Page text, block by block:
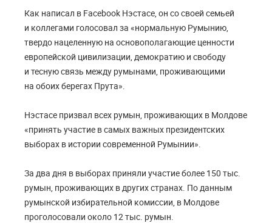
Как написал в Facebook Нэстасе, он со своей семьей
и коллегами голосовал за «нормальную Румынию,
твердо нацеленную на основополагающие ценности
европейской цивилизации, демократию и свободу
и тесную связь между румынами, проживающими
на обоих берегах Прута».
Нэстасе призвал всех румын, проживающих в Молдове
«принять участие в самых важных президентских
выборах в истории современной Румынии».
За два дня в выборах приняли участие более 150 тыс.
румын, проживающих в других странах. По данным
румынской избирательной комиссии, в Молдове
проголосовали около 12 тыс. румын.